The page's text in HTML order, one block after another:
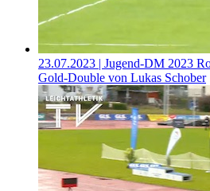
23.07.2023 | Jugend-DM 2023
Gold-Double von Lukas Schober